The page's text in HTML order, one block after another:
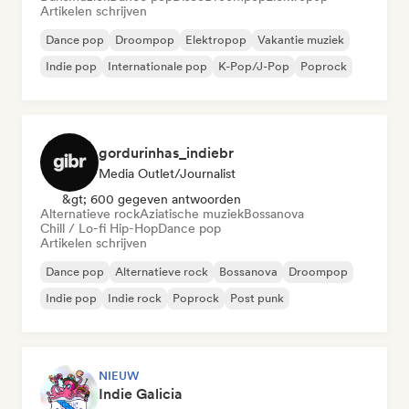
Artikelen schrijven
Dance pop Droompop Elektropop
Vakantie muziek
Indie pop
Internationale pop K-Pop/J-Pop Poprock
gordurinhas_indiebr
Media Outlet/Journalist
&gt; 600 gegeven antwoorden
Alternatieve rockAziatische muziekBossanova
Chill / Lo-fi Hip-HopDance pop
Artikelen schrijven
Dance pop Alternatieve rock Bossanova
Droompop
Indie pop
Indie rock Poprock Post punk
NIEUW
Indie Galicia